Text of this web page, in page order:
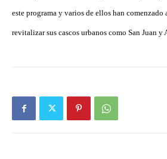
este programa y varios de ellos han comenzado
revitalizar sus cascos urbanos como San Juan y